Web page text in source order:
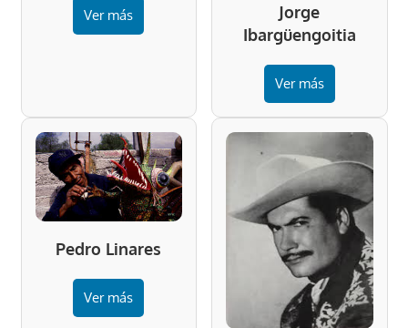
Ver más
Jorge
Ibargüengoitia
Ver más
Pedro Linares
Ver más